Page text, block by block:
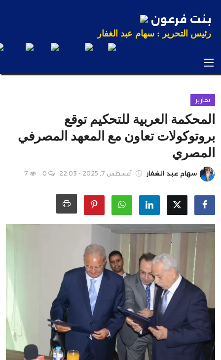
بنت فرعون
رئيس التحرير : سهام عبد الغفار
الرئيسية
محليات
رياضة
تكنولوجيا
صحافة
أخبار زمان
برامج
سياسة
فن
تقارير
المحكمة العربية للتحكيم توقع
بروتوكولات تعاون مع المعهد المصرفي
المصري
سهام عبد الغفار أغسطس 7, 2025 - 22:03